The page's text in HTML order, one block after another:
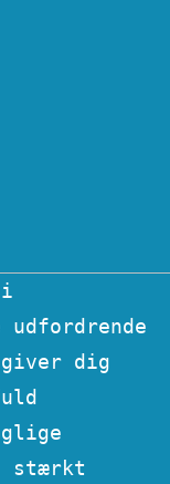
i
dig
stærkt